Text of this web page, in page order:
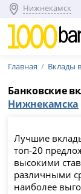
Нижнекамск
Главная Вклады
Банковские
Нижнекамска
Лучшие
топ-20
высокими
различными
наиболее